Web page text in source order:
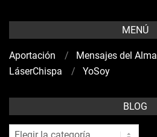
MENÚ
Aportación Mensajes del Alma
LáserChispa
YoSoy
BLOG
blog